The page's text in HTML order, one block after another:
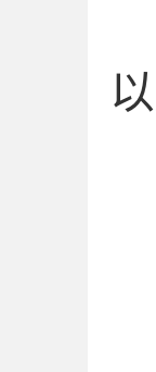
以